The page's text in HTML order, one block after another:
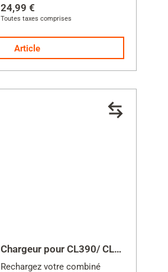
Alimentation incluse
24,99 €
Toutes taxes comprises
Article
Chargeur pour CL390/ CL390HX
Rechargez votre combiné